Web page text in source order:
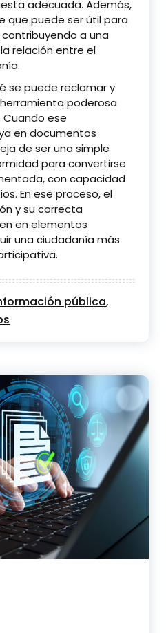
adecuada. Además,
que puede ser útil para
a una
relación entre el
se puede reclamar y
poderosa
Cuando ese
en documentos
de ser una simple
para convertirse
con capacidad
En ese proceso, el
y su correcta
en elementos
una ciudadanía más
pública,